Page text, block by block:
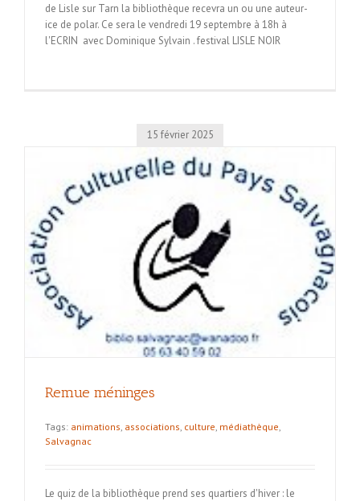
de Lisle sur Tarn la bibliothèque recevra un ou une auteur-
ice de polar. Ce sera le vendredi 19 septembre à 18h à
l'ECRIN avec Dominique Sylvain . festival LISLE NOIR
15 février 2025
Remue méninges
Tags: animations associations culture médiathèque
Salvagnac
Le quiz de la bibliothèque prend ses quartiers d'hiver : le